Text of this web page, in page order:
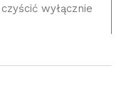
wyłącznie